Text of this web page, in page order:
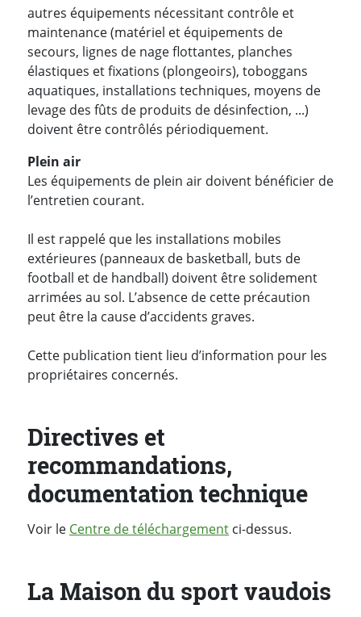
autres équipements nécessitant contrôle et
maintenance (matériel et équipements de
secours, lignes de nage flottantes, planches
élastiques et fixations (plongeoirs), toboggans
aquatiques, installations techniques, moyens de
levage des fûts de produits de désinfection, ...)
doivent être contrôlés périodiquement.
Plein air
Les équipements de plein air doivent bénéficier de
l’entretien courant.
Il est rappelé que les installations mobiles
extérieures (panneaux de basketball, buts de
football et de handball) doivent être solidement
arrimées au sol. L’absence de cette précaution
peut être la cause d’accidents graves.
Cette publication tient lieu d’information pour les
propriétaires concernés.
Directives et
recommandations,
documentation technique
Voir le Centre de téléchargement ci-dessus.
La Maison du sport vaudois